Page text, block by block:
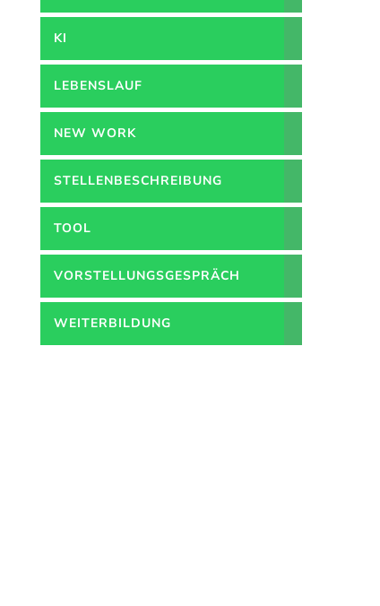
KI
LEBENSLAUF
NEW WORK
STELLENBESCHREIBUNG
TOOL
VORSTELLUNGSGESPRÄCH
WEITERBILDUNG